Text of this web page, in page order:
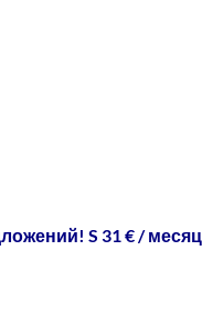
S 31 € / месяц